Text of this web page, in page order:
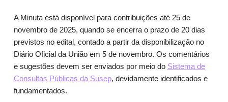
A Minuta está disponível para contribuições até 25 de
novembro de 2025, quando se encerra o prazo de 20 dias
previstos no edital, contado a partir da disponibilização no
Diário Oficial da União em 5 de novembro. Os comentários
e sugestões devem ser enviados por meio do Sistema de
Consultas Públicas da Susep, devidamente identificados e
fundamentados.